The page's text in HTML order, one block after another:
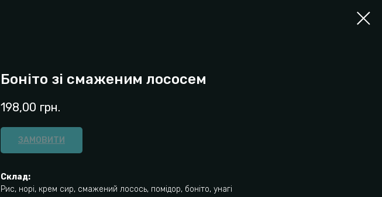
Боніто зі смаженим лососем
198,00 грн.
ЗАМОВИТИ
Склад:
Рис, норі, крем сир, смажений лосось, помідор, боніто, унагі